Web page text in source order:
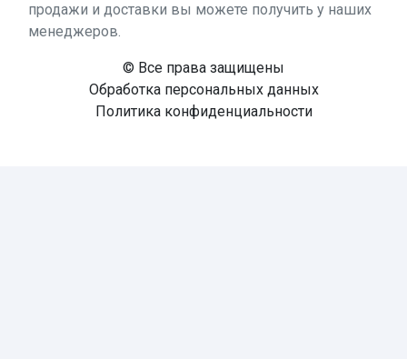
продажи и доставки вы можете получить у наших
менеджеров.
© Все права защищены
Обработка персональных данных
Политика конфиденциальности